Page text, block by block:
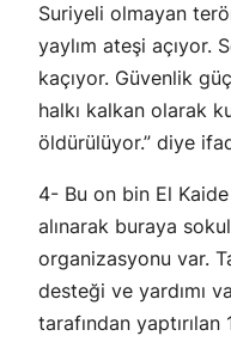
Suriyeli olmayan
yaylım ateşi açıyor.
kaçıyor. Güvenlik
halkı kalkan olarak
öldürülüyor.” diye
4- Bu on bin El Kaide
alınarak buraya
organizasyonu var.
desteği ve yardımı
tarafından